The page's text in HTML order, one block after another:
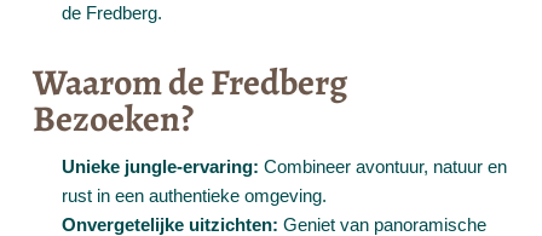
de Fredberg.
Waarom de Fredberg
Bezoeken?
Unieke jungle-ervaring: Combineer avontuur, natuur en
rust in een authentieke omgeving.
Onvergetelijke uitzichten: Geniet van panoramische